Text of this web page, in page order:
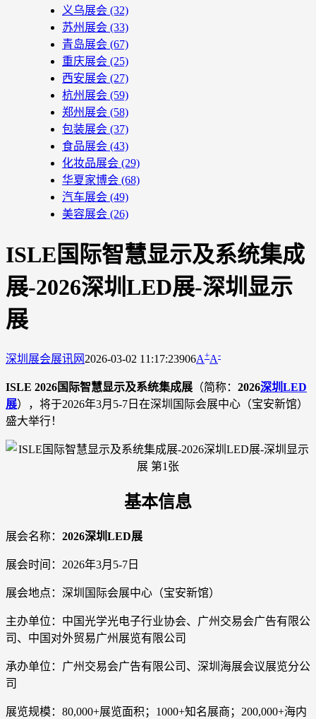
义乌展会 (32)
苏州展会 (33)
青岛展会 (67)
重庆展会 (25)
西安展会 (27)
杭州展会 (59)
郑州展会 (58)
包装展会 (37)
食品展会 (43)
化妆品展会 (29)
华夏家博会 (68)
汽车展会 (49)
美容展会 (26)
ISLE国际智慧显示及系统集成
展-2026深圳LED展-深圳显示
展
深圳展会展讯网 2026-03-02 11:17:23906A+A-
ISLE 2026国际智慧显示及系统集成展 （简称： 2026深圳LED
展），将于2026年3月5-7日在深圳国际会展中心（宝安新馆）
盛大举行！
基本信息
展会名称： 2026深圳LED展
展会时间：2026年3月5-7日
展会地点：深圳国际会展中心（宝安新馆）
主办单位：中国光学光电子行业协会、广州交易会广告有限公
司、中国对外贸易广州展览有限公司
承办单位：广州交易会广告有限公司、深圳海展会议展览分公
司
展览规模：80,000+展览面积；1000+知名展商；200,000+海内